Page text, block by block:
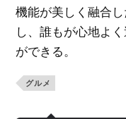
機能が美しく融合
し、誰もが心地よ
ができる。
グルメ